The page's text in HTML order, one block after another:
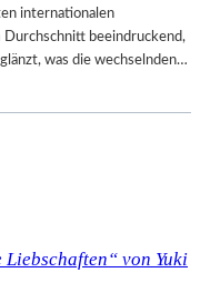
internationalen
beeindruckend,
was die wechselnden…
von Yuki